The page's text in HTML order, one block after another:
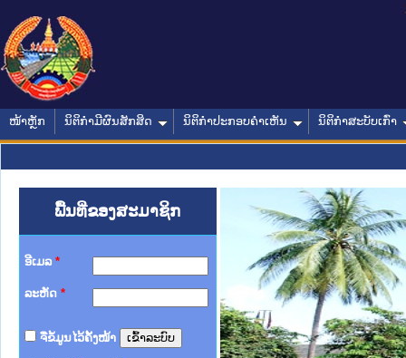
ໜ້າຫຼັກ ນິຕິກໍາມີຜົນສັກສິດ ນິຕິກໍາປະກອບຄໍາເຫັນ ນິຕິກໍາສະບັບເກົ່າ
ພື້ນທີ່ຂອງສະມາຊິກ
ອີເມລ *
ລະຫັດ *
ຈື່ຂໍ້ມູນໄວ້ຄັ້ງໜ້າ